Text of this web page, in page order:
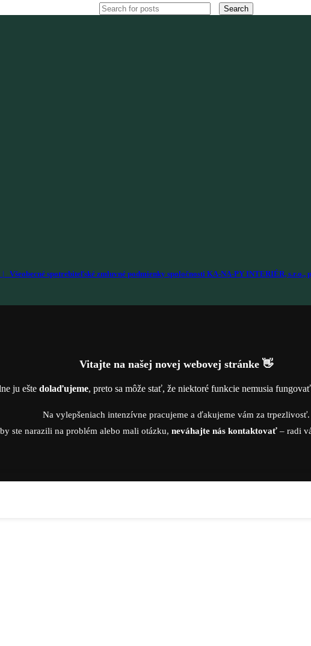
Search
| Všeobecné spotrebiteľské zmluvné podmienky spoločnosti KA-NA-PY INTERIÉR,
Vitajte na našej novej webovej stránke 👋
ju ešte dolaďujeme, preto sa môže stať, že niektoré funkcie nemusia
Na vylepšeniach intenzívne pracujeme a ďakujeme vám za trpezlivosť.
ste narazili na problém alebo mali otázku, neváhajte nás kontaktovať – radi